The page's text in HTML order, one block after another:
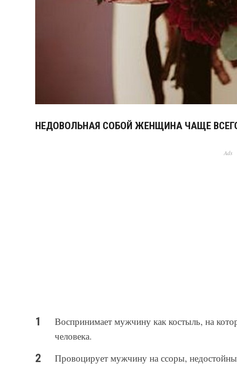
НЕДОВОЛЬНАЯ СОБОЙ ЖЕНЩИНА ЧАЩЕ
Ads
Воспринимает мужчину как костыль, на
человека.
Провоцирует мужчину на ссоры,